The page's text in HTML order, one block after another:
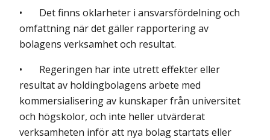
• Det finns oklarheter i ansvarsfördelning och
omfattning när det gäller rapportering av
bolagens verksamhet och resultat.
• Regeringen har inte utrett effekter eller
resultat av holdingbolagens arbete med
kommersialisering av kunskaper från universitet
och högskolor, och inte heller utvärderat
verksamheten inför att nya bolag startats eller